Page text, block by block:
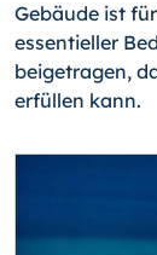
Gebäude ist
essentieller
beigetragen,
erfüllen kann.